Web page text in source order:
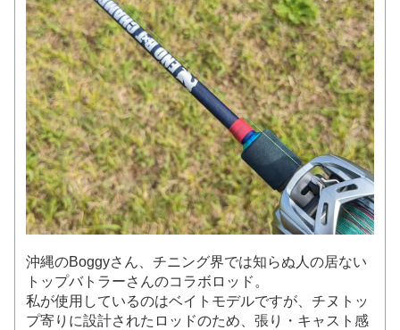
沖縄のBoggyさん、チニング界では知らぬ人の居ない
トップバトラーさんのコラボロッド。
私が使用しているのはベイトモデルですが、チヌトッ
プ寄りに設計されたロッドのため、張り・キャスト感